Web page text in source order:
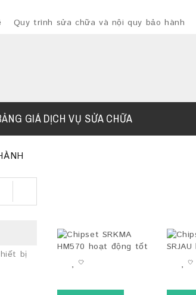
Quy trình sửa chữa và nội quy bảo hành
GIÁ DỊCH VỤ SỬA CHỮA
bị